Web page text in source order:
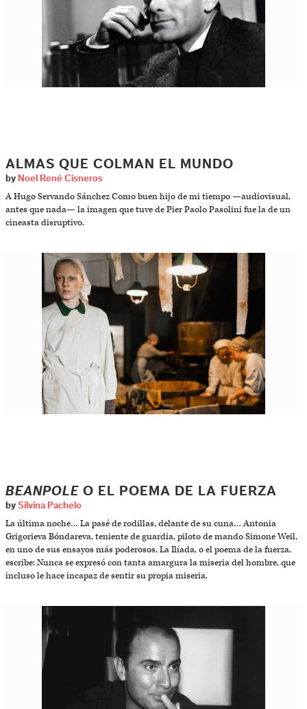
ALMAS QUE COLMAN EL MUNDO
by Noel René Cisneros
A Hugo Servando Sánchez Como buen hijo de mi tiempo —audiovisual,
antes que nada— la imagen que tuve de Pier Paolo Pasolini fue la de un
cineasta disruptivo.
BEANPOLE O EL POEMA DE LA FUERZA
by Silvina Pachelo
La última noche… La pasé de rodillas, delante de su cuna… Antonia
Grigorieva Bóndareva, teniente de guardia, piloto de mando Simone Weil,
en uno de sus ensayos más poderosos, La Ilíada, o el poema de la fuerza,
escribe: Nunca se expresó con tanta amargura la miseria del hombre, que
incluso le hace incapaz de sentir su propia miseria.